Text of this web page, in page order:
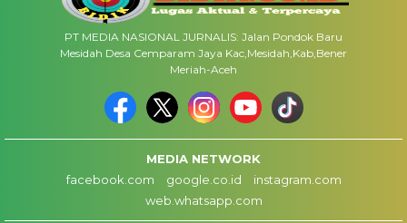
PT MEDIA NASIONAL JURNALIS: Jalan Pondok Baru
Mesidah Desa Cemparam Jaya Kac,Mesidah,Kab,Bener
Meriah-Aceh
MEDIA NETWORK
facebook.com
google.co.id
instagram.com
web.whatsapp.com